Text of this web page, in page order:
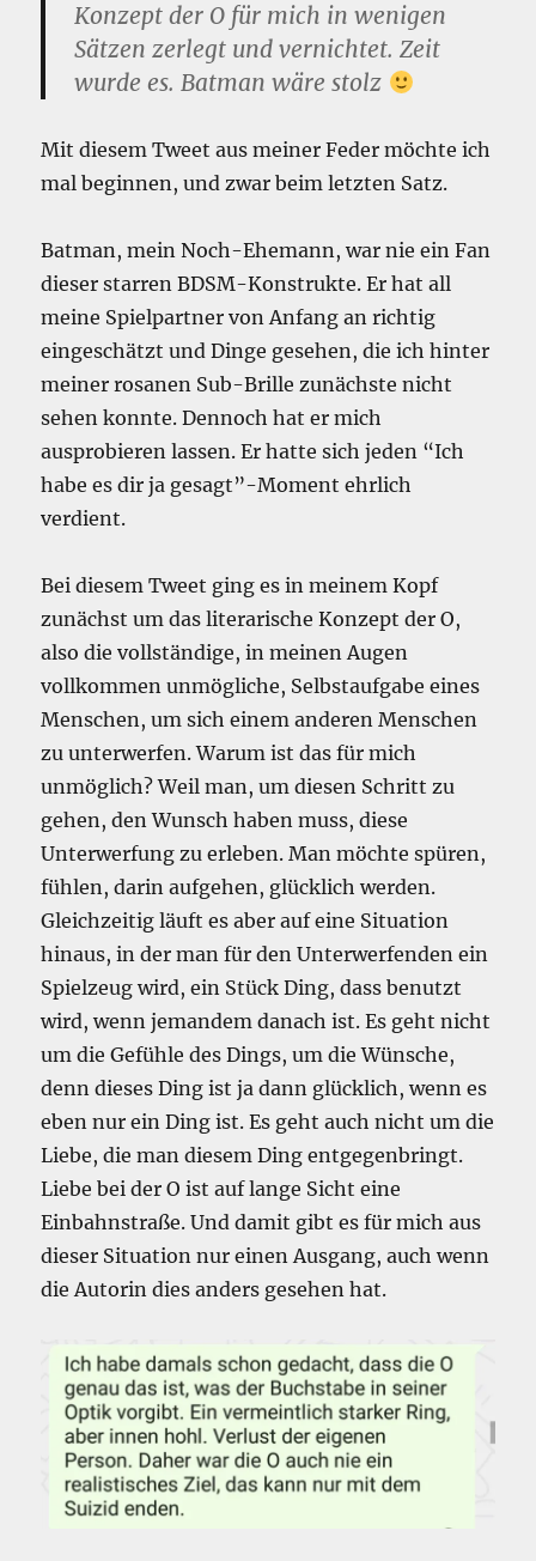
Konzept der O für mich in wenigen
Sätzen zerlegt und vernichtet. Zeit
wurde es. Batman wäre stolz
Mit diesem Tweet aus meiner Feder möchte ich
mal beginnen, und zwar beim letzten Satz.
Batman, mein Noch-Ehemann, war nie ein Fan
dieser starren BDSM-Konstrukte. Er hat all
meine Spielpartner von Anfang an richtig
eingeschätzt und Dinge gesehen, die ich hinter
meiner rosanen Sub-Brille zunächste nicht
sehen konnte. Dennoch hat er mich
ausprobieren lassen. Er hatte sich jeden “Ich
habe es dir ja gesagt”-Moment ehrlich
verdient.
Bei diesem Tweet ging es in meinem Kopf
zunächst um das literarische Konzept der O,
also die vollständige, in meinen Augen
vollkommen unmögliche, Selbstaufgabe eines
Menschen, um sich einem anderen Menschen
zu unterwerfen. Warum ist das für mich
unmöglich? Weil man, um diesen Schritt zu
gehen, den Wunsch haben muss, diese
Unterwerfung zu erleben. Man möchte spüren,
fühlen, darin aufgehen, glücklich werden.
Gleichzeitig läuft es aber auf eine Situation
hinaus, in der man für den Unterwerfenden ein
Spielzeug wird, ein Stück Ding, dass benutzt
wird, wenn jemandem danach ist. Es geht nicht
um die Gefühle des Dings, um die Wünsche,
denn dieses Ding ist ja dann glücklich, wenn es
eben nur ein Ding ist. Es geht auch nicht um die
Liebe, die man diesem Ding entgegenbringt.
Liebe bei der O ist auf lange Sicht eine
Einbahnstraße. Und damit gibt es für mich aus
dieser Situation nur einen Ausgang, auch wenn
die Autorin dies anders gesehen hat.